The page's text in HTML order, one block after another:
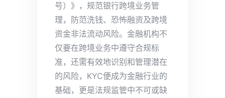
号）》，规范银行跨境业务管
理，防范洗钱、恐怖融资及跨境
资金非法流动风险。金融机构不
仅要在跨境业务中遵守合规标
准，还需有效地识别和管理潜在
的风险，KYC便成为金融行业的
基础，更是法规监管中不可或缺